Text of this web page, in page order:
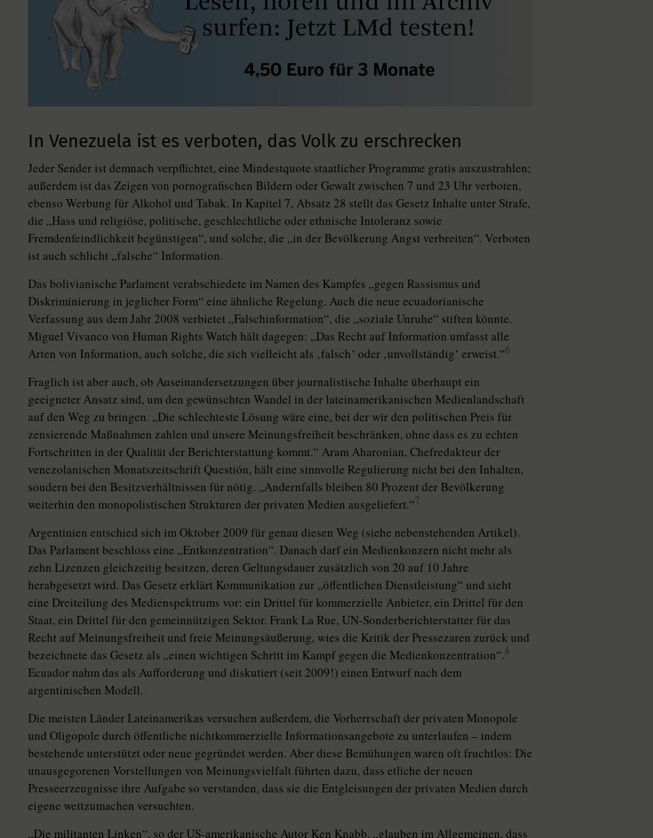
In Venezuela ist es verboten, das Volk zu erschrecken
Jeder Sender ist demnach verpflichtet, eine Mindestquote staatlicher Programme gratis auszustrahlen;
außerdem ist das Zeigen von pornografischen Bildern oder Gewalt zwischen 7 und 23 Uhr verboten,
ebenso Werbung für Alkohol und Tabak. In Kapitel 7, Absatz 28 stellt das Gesetz Inhalte unter Strafe,
die „Hass und religiöse, politische, geschlechtliche oder ethnische Intoleranz sowie
Fremdenfeindlichkeit begünstigen“, und solche, die „in der Bevölkerung Angst verbreiten“. Verboten
ist auch schlicht „falsche“ Information.
Das bolivianische Parlament verabschiedete im Namen des Kampfes „gegen Rassismus und
Diskriminierung in jeglicher Form“ eine ähnliche Regelung. Auch die neue ecuadorianische
Verfassung aus dem Jahr 2008 verbietet „Falschinformation“, die „soziale Unruhe“ stiften könnte.
Miguel Vivanco von Human Rights Watch hält dagegen: „Das Recht auf Information umfasst alle
Arten von Information, auch solche, die sich vielleicht als ‚falsch‘ oder ‚unvollständig‘ erweist.“6
Fraglich ist aber auch, ob Auseinandersetzungen über journalistische Inhalte überhaupt ein
geeigneter Ansatz sind, um den gewünschten Wandel in der lateinamerikanischen Medienlandschaft
auf den Weg zu bringen. „Die schlechteste Lösung wäre eine, bei der wir den politischen Preis für
zensierende Maßnahmen zahlen und unsere Meinungsfreiheit beschränken, ohne dass es zu echten
Fortschritten in der Qualität der Berichterstattung kommt.“ Aram Aharonian, Chefredakteur der
venezolanischen Monatszeitschrift Questión, hält eine sinnvolle Regulierung nicht bei den Inhalten,
sondern bei den Besitzverhältnissen für nötig. „Andernfalls bleiben 80 Prozent der Bevölkerung
weiterhin den monopolistischen Strukturen der privaten Medien ausgeliefert.“7
Argentinien entschied sich im Oktober 2009 für genau diesen Weg (siehe nebenstehenden Artikel).
Das Parlament beschloss eine „Entkonzentration“. Danach darf ein Medienkonzern nicht mehr als
zehn Lizenzen gleichzeitig besitzen, deren Geltungsdauer zusätzlich von 20 auf 10 Jahre
herabgesetzt wird. Das Gesetz erklärt Kommunikation zur „öffentlichen Dienstleistung“ und sieht
eine Dreiteilung des Medienspektrums vor: ein Drittel für kommerzielle Anbieter, ein Drittel für den
Staat, ein Drittel für den gemeinnützigen Sektor. Frank La Rue, UN-Sonderberichterstatter für das
Recht auf Meinungsfreiheit und freie Meinungsäußerung, wies die Kritik der Pressezaren zurück und
bezeichnete das Gesetz als „einen wichtigen Schritt im Kampf gegen die Medienkonzentration“.8
Ecuador nahm das als Aufforderung und diskutiert (seit 2009!) einen Entwurf nach dem
argentinischen Modell.
Die meisten Länder Lateinamerikas versuchen außerdem, die Vorherrschaft der privaten Monopole
und Oligopole durch öffentliche nichtkommerzielle Informationsangebote zu unterlaufen – indem
bestehende unterstützt oder neue gegründet werden. Aber diese Bemühungen waren oft fruchtlos: Die
unausgegorenen Vorstellungen von Meinungsvielfalt führten dazu, dass etliche der neuen
Presseerzeugnisse ihre Aufgabe so verstanden, dass sie die Entgleisungen der privaten Medien durch
eigene wettzumachen versuchten.
„Die militanten Linken“, so der US-amerikanische Autor Ken Knabb, „glauben im Allgemeinen, dass